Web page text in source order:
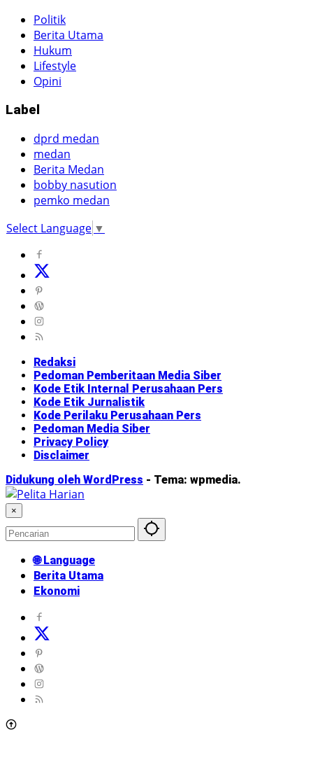
Politik
Berita Utama
Hukum
Lifestyle
Opini
Label
dprd medan
medan
Berita Medan
bobby nasution
pemko medan
Select Language ▼
Redaksi
Pedoman Pemberitaan Media Siber
Kode Etik Internal Perusahaan Pers
Kode Etik Jurnalistik
Kode Perilaku Perusahaan Pers
Pedoman Media Siber
Privacy Policy
Disclaimer
Didukung oleh WordPress - Tema: wpmedia.
×
🌐 Language
Berita Utama
Ekonomi